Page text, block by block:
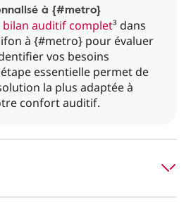
à {#metro}
bilan auditif complet³ dans
à {#metro} pour évaluer
vos besoins
essentielle permet de
la plus adaptée à
confort auditif.